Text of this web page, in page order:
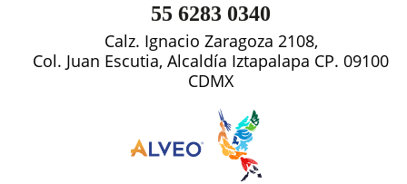
55 6283 0340
Calz. Ignacio Zaragoza 2108,
Col. Juan Escutia, Alcaldía Iztapalapa CP. 09100
CDMX